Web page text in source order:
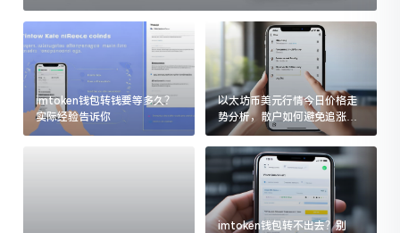
imtoken钱包转钱要等多久？
实际经验告诉你
以太坊币美元行情今日价格走
势分析，散户如何避免追涨杀
跌被套牢
imtoken钱包转不出去？别